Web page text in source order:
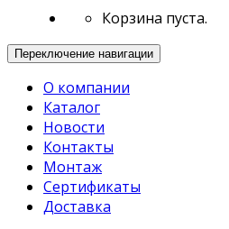
Корзина пуста.
Переключение навигации
О компании
Каталог
Новости
Контакты
Монтаж
Сертификаты
Доставка